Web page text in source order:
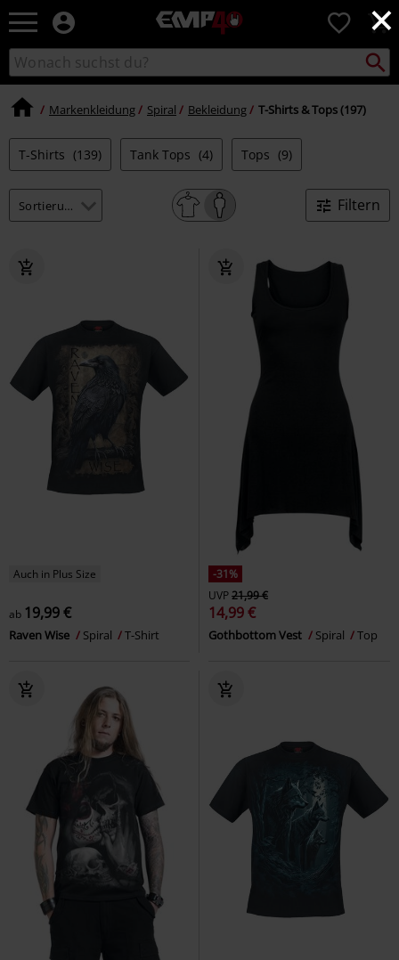
×
EMP
Merchandise
-
Shop
für
&
Entertainment
0
Katalog
durchsuchen
suchen
Markenkleidung Spiral Bekleidung T-Shirts & Tops (197)
T-Shirts (139) Tank Tops (4) Tops (9)
Filtern
Auch in Plus Size
ab 19,99 €
Raven Wise Spiral T-Shirt
-31%
UVP21,99 €
14,99 €
Gothbottom Vest Spiral Top